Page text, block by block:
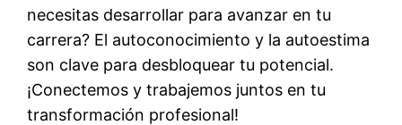
necesitas desarrollar para avanzar en tu
carrera? El autoconocimiento y la autoestima
son clave para desbloquear tu potencial.
¡Conectemos y trabajemos juntos en tu
transformación profesional!